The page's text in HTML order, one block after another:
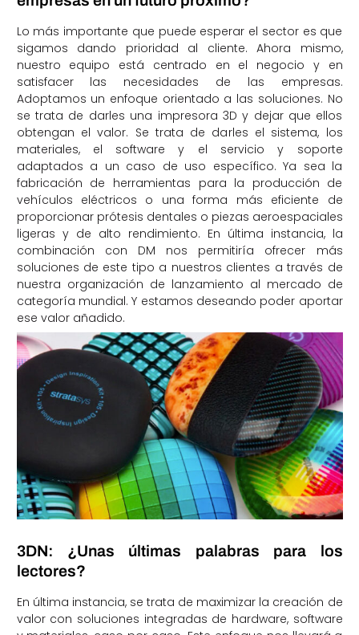
Lo más importante que puede esperar el sector es que
sigamos dando prioridad al cliente. Ahora mismo,
nuestro equipo está centrado en el negocio y en
satisfacer las necesidades de las empresas.
Adoptamos un enfoque orientado a las soluciones. No
se trata de darles una impresora 3D y dejar que ellos
obtengan el valor. Se trata de darles el sistema, los
materiales, el software y el servicio y soporte
adaptados a un caso de uso específico. Ya sea la
fabricación de herramientas para la producción de
vehículos eléctricos o una forma más eficiente de
proporcionar prótesis dentales o piezas aeroespaciales
ligeras y de alto rendimiento. En última instancia, la
combinación con DM nos permitiría ofrecer más
soluciones de este tipo a nuestros clientes a través de
nuestra organización de lanzamiento al mercado de
categoría mundial. Y estamos deseando poder aportar
ese valor añadido.
3DN: ¿Unas últimas palabras para los
lectores?
En última instancia, se trata de maximizar la creación de
valor con soluciones integradas de hardware, software